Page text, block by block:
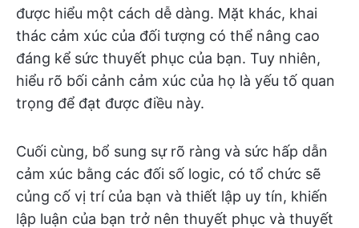
được hiểu một cách dễ dàng. Mặt khác, khai
thác cảm xúc của đối tượng có thể nâng cao
đáng kể sức thuyết phục của bạn. Tuy nhiên,
hiểu rõ bối cảnh cảm xúc của họ là yếu tố quan
trọng để đạt được điều này.
Cuối cùng, bổ sung sự rõ ràng và sức hấp dẫn
cảm xúc bằng các đối số logic, có tổ chức sẽ
củng cố vị trí của bạn và thiết lập uy tín, khiến
lập luận của bạn trở nên thuyết phục và thuyết